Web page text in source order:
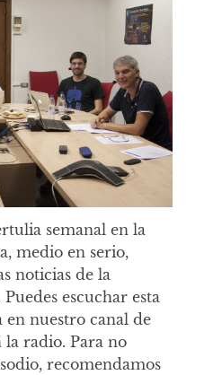
semanal en la
medio en serio,
noticias de la
escuchar esta
en nuestro canal de
la radio. Para no
recomendamos